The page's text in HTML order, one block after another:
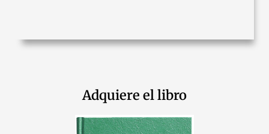
Adquiere el libro